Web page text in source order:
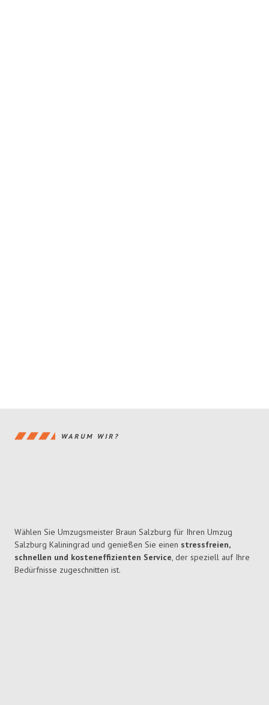
WARUM WIR?
Wählen Sie Umzugsmeister Braun Salzburg für Ihren Umzug
Salzburg Kaliningrad und genießen Sie einen stressfreien,
schnellen und kosteneffizienten Service, der speziell auf Ihre
Bedürfnisse zugeschnitten ist.